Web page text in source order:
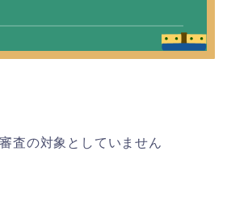
査の対象としていません